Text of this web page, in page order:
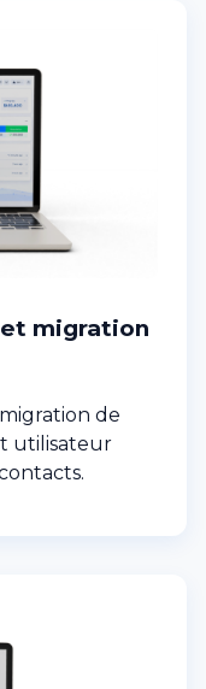
et migration
de
utilisateur